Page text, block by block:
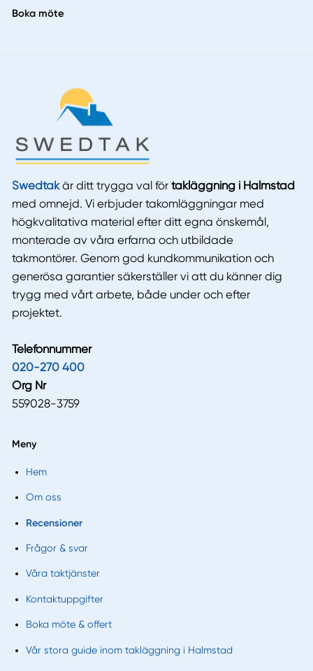
Boka möte
Swedtakär ditt trygga val för takläggning i Halmstad
med omnejd. Vi erbjuder takomläggningar med
högkvalitativa material efter ditt egna önskemål,
monterade av våra erfarna och utbildade
takmontörer. Genom god kundkommunikation och
generösa garantier säkerställer vi att du känner dig
trygg med vårt arbete, både under och efter
projektet.
Telefonnummer
020-270 400
Org Nr
559028-3759
Meny
Hem
Om oss
Recensioner
Frågor & svar
Våra taktjänster
Kontaktuppgifter
Boka möte & offert
Vår stora guide inom takläggning i Halmstad